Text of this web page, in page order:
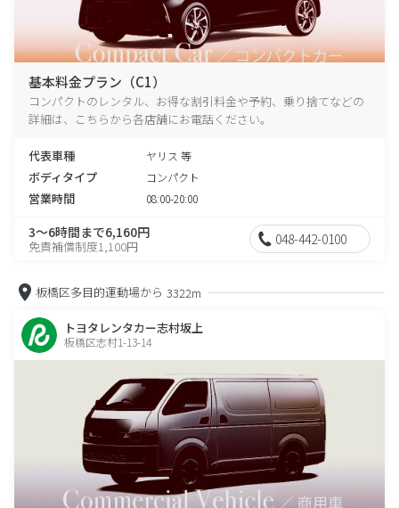
基本料金プラン（C1）
コンパクトのレンタル、お得な割引料金や予約、乗り捨てなどの
詳細は、こちらから各店舗にお電話ください。
代表車種 ヤリス 等
ボディタイプ コンパクト
営業時間 08:00-20:00
3～6時間まで6,160円
免責補償制度1,100円 048-442-0100
板橋区多目的運動場から 3322m
トヨタレンタカー志村坂上
板橋区志村1-13-14